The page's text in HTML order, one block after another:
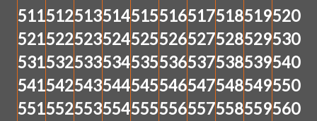
511512513514515516517518519520
521522523524525526527528529530
531532533534535536537538539540
541542543544545546547548549550
551552553554555556557558559560